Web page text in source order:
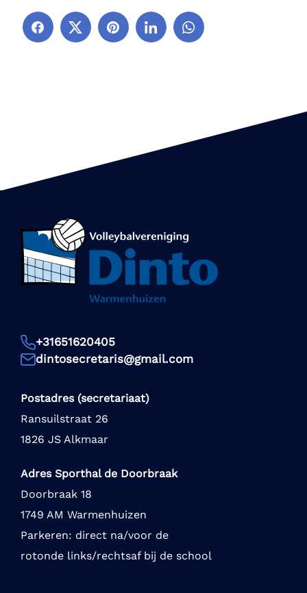
+31651620405
dintosecretaris@gmail.com
Postadres (secretariaat)
Ransuilstraat 26
1826 JS Alkmaar
Adres Sporthal de Doorbraak
Doorbraak 18
1749 AM Warmenhuizen
Parkeren: direct na/voor de
rotonde links/rechtsaf bij de school